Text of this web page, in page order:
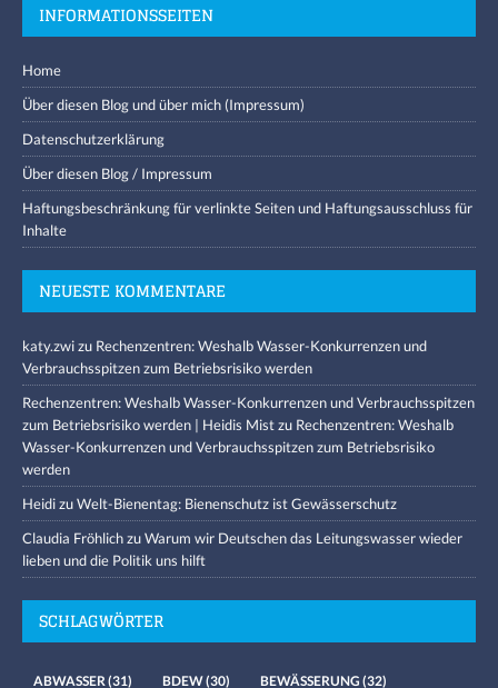
INFORMATIONSSEITEN
Home
Über diesen Blog und über mich (Impressum)
Datenschutzerklärung
Über diesen Blog / Impressum
Haftungsbeschränkung für verlinkte Seiten und Haftungsausschluss für
Inhalte
NEUESTE KOMMENTARE
katy.zwizu Rechenzentren: Weshalb Wasser-Konkurrenzen und
Verbrauchsspitzen zum Betriebsrisiko werden
Rechenzentren: Weshalb Wasser-Konkurrenzen und Verbrauchsspitzen
zum Betriebsrisiko werden | Heidis Mistzu Rechenzentren: Weshalb
Wasser-Konkurrenzen und Verbrauchsspitzen zum Betriebsrisiko
werden
HeidizuWelt-Bienentag: Bienenschutz ist Gewässerschutz
Claudia FröhlichzuWarum wir Deutschen das Leitungswasser wieder
lieben und die Politik uns hilft
SCHLAGWÖRTER
ABWASSER(31) BDEW(30) BEWÄSSERUNG (32)